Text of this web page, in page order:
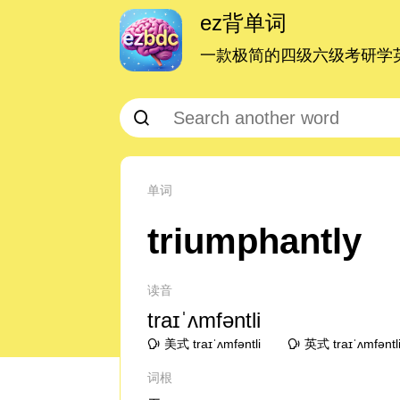
ez背单词
一款极简的四级六级考研学
单词
triumphantly
读音
traɪˈʌmfəntli
美式 traɪˈʌmfəntli 英式
词根